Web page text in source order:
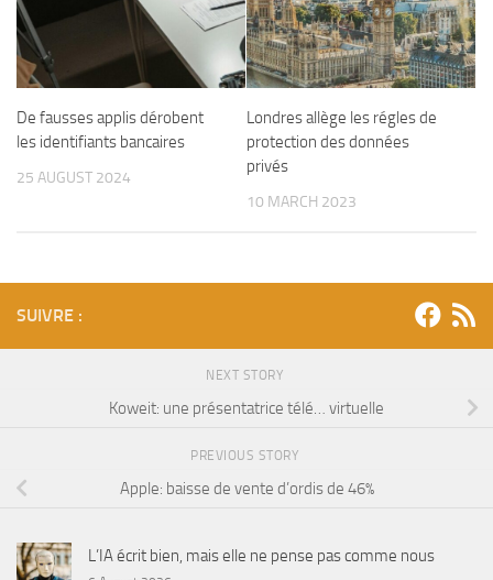
De fausses applis dérobent
les identifiants bancaires
25 AUGUST 2024
Londres allège les régles de
protection des données
privés
10 MARCH 2023
SUIVRE :
NEXT STORY
Koweit: une présentatrice télé… virtuelle
PREVIOUS STORY
Apple: baisse de vente d’ordis de 46%
L’IA écrit bien, mais elle ne pense pas comme nous